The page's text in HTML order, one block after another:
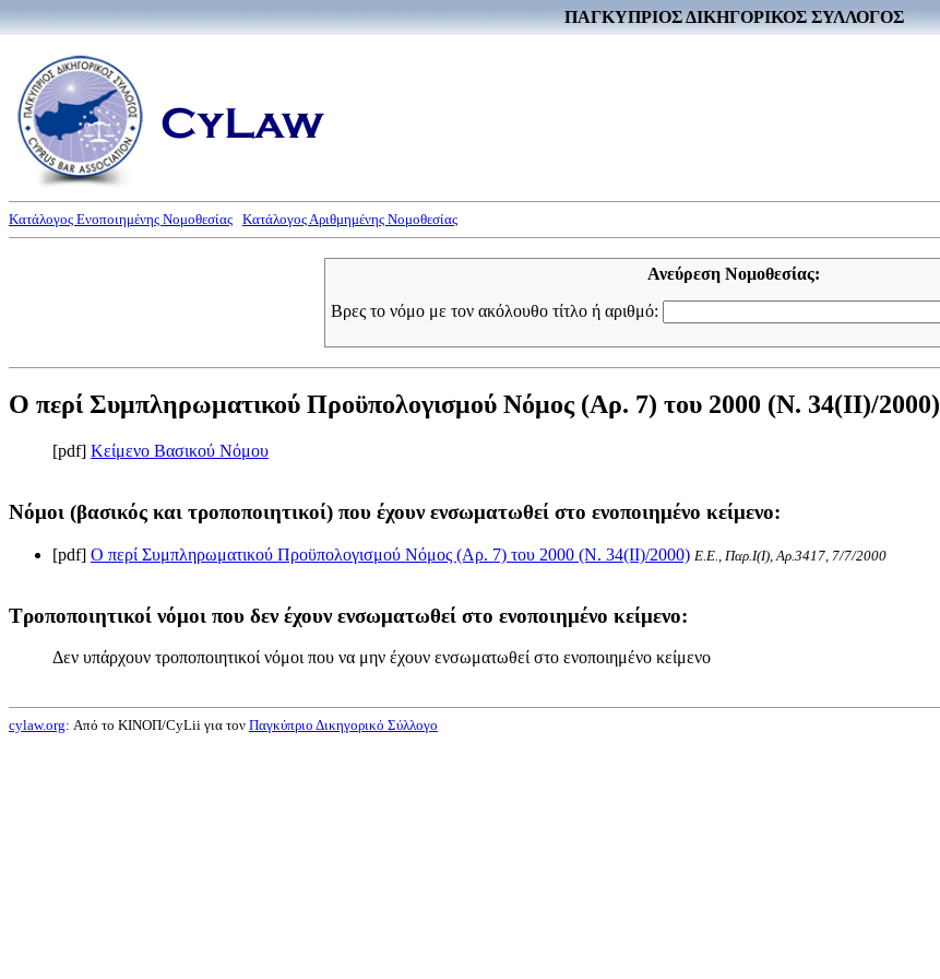
ΠΑΓΚΥΠΡΙΟΣ ΔΙΚΗΓΟΡΙΚΟΣ ΣΥΛΛΟΓΟΣ
Κατάλογος Ενοποιημένης Νομοθεσίας Κατάλογος Αριθμημένης Νομοθεσίας
Ανεύρεση Νομοθεσίας:
Βρες το νόμο με τον ακόλουθο τίτλο ή αριθμό:
Ο περί Συμπληρωματικού Προϋπολογισμού Νόμος (Αρ. 7) του 2000 (Ν. 34(II)/2000)
[pdf] Κείμενο Βασικού Νόμου
Νόμοι (βασικός και τροποποιητικοί) που έχουν ενσωματωθεί στο ενοποιημένο κείμενο:
[pdf] Ο περί Συμπληρωματικού Προϋπολογισμού Νόμος (Αρ. 7) του 2000 (Ν. 34(II)/2000) Ε.Ε., Παρ.Ι(I), Αρ.3417, 7/7/2000
Τροποποιητικοί νόμοι που δεν έχουν ενσωματωθεί στο ενοποιημένο κείμενο:
Δεν υπάρχουν τροποποιητικοί νόμοι που να μην έχουν ενσωματωθεί στο ενοποιημένο κείμενο
cylaw.org: Από το ΚΙΝOΠ/CyLii για τον Παγκύπριο Δικηγορικό Σύλλογο